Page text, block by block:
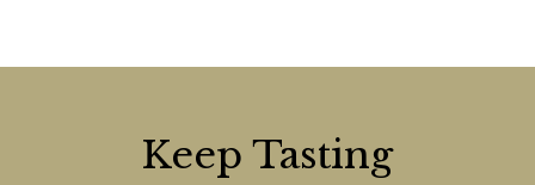
Keep Tasting